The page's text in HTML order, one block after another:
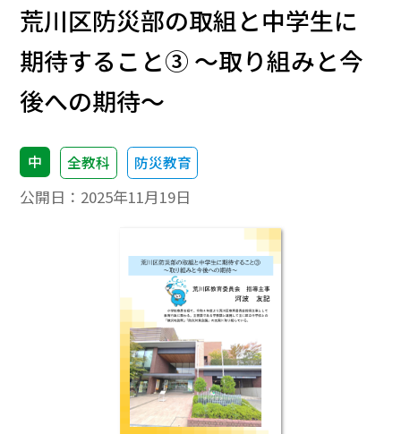
荒川区防災部の取組と中学生に
期待すること③ ～取り組みと今
後への期待～
中 全教科 防災教育
公開日： 2025年11月19日